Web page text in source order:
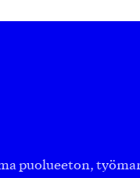
puolueeton,